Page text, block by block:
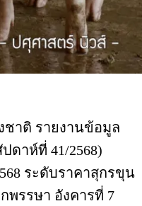
ระดับราคาสุกรขุน
พรรษา อังคารที่ 7
กาลทอดผ้ากฐินทั่วไทย
นินการไปแล้ว และมี
ตัว
บาทต่อกิโลกรัม